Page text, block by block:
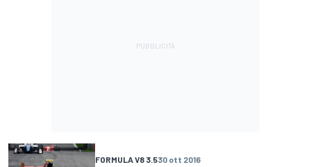
FORMULA V8 3.530 ott 2016